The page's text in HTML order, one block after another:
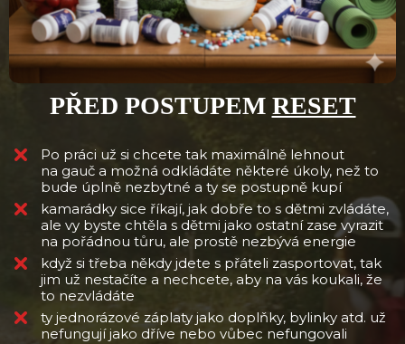
PŘED POSTUPEM RESET
Po práci už si chcete tak maximálně lehnout
na gauč a možná odkládáte některé úkoly, než to
bude úplně nezbytné a ty se postupně kupí
kamarádky sice říkají, jak dobře to s dětmi zvládáte,
ale vy byste chtěla s dětmi jako ostatní zase vyrazit
na pořádnou tůru, ale prostě nezbývá energie
když si třeba někdy jdete s přáteli zasportovat, tak
jim už nestačíte a nechcete, aby na vás koukali, že
to nezvládáte
ty jednorázové záplaty jako doplňky, bylinky atd. už
nefungují jako dříve nebo vůbec nefungovali